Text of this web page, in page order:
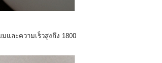
ละความเร็วสูงถึง 1800